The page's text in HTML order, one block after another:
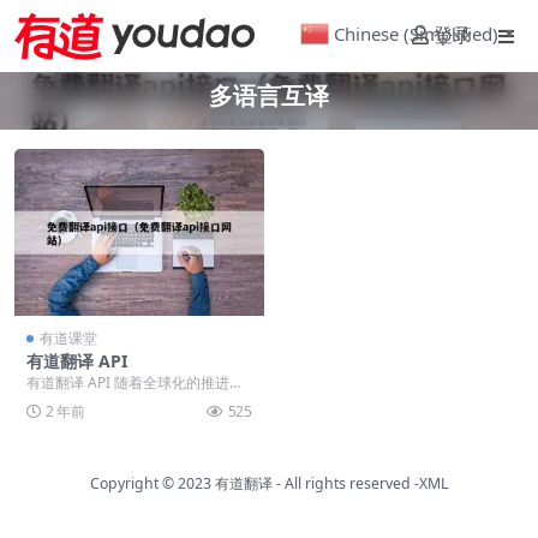
登录
多语言互译
有道课堂
有道翻译 API
有道翻译 API 随着全球化的推进，
语言的障碍逐渐成为人们沟通中的
一大难题。为了...
2 年前 525
Copyright © 2023有道翻译- All rights reserved -XML
Chinese (Simplified) ▼